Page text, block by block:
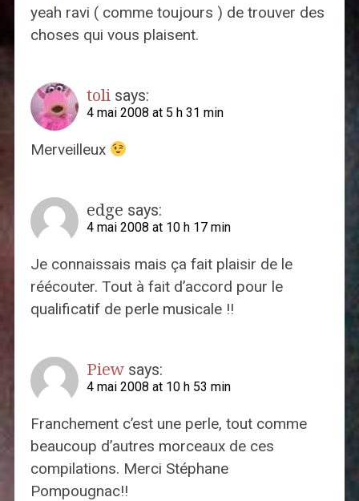
yeah ravi ( comme toujours ) de trouver des
choses qui vous plaisent.
toli says:
4 mai 2008 at 5 h 31 min
Merveilleux
edge says:
4 mai 2008 at 10 h 17 min
Je connaissais mais ça fait plaisir de le
réécouter. Tout à fait d’accord pour le
qualificatif de perle musicale !!
Piew says:
4 mai 2008 at 10 h 53 min
Franchement c’est une perle, tout comme
beaucoup d’autres morceaux de ces
compilations. Merci Stéphane
Pompougnac!!